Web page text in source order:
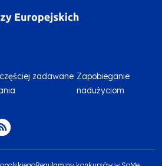
zadawane Zapobieganie
nadużyciom